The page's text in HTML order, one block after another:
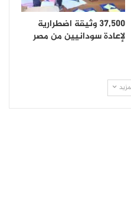
37,500 وثيقة اضطرارية
لإعادة سودانيين من مصر